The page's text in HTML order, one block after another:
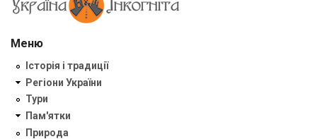
Меню
Історія і традиції
Регіони України
Тури
Пам'ятки
Природа